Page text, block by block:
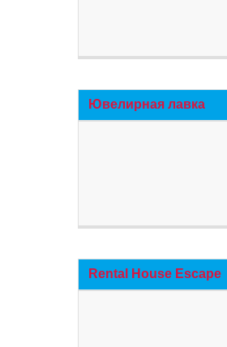
Ювелирная лавка
Rental House Escape